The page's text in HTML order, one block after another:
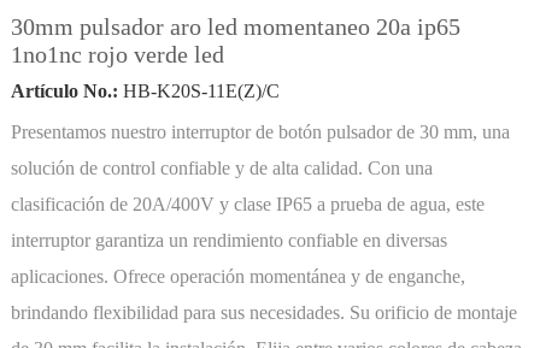
30mm pulsador aro led momentaneo 20a ip65
1no1nc rojo verde led
Artículo No.: HB-K20S-11E(Z)/C
Presentamos nuestro interruptor de botón pulsador de 30 mm, una
solución de control confiable y de alta calidad. Con una
clasificación de 20A/400V y clase IP65 a prueba de agua, este
interruptor garantiza un rendimiento confiable en diversas
aplicaciones. Ofrece operación momentánea y de enganche,
brindando flexibilidad para sus necesidades. Su orificio de montaje